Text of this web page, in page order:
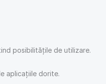
posibilitățile de utilizare.
aplicațiile dorite.